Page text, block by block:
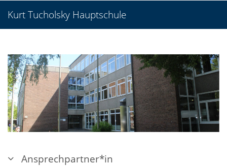
Kurt Tucholsky Hauptschule
Ansprechpartner*in